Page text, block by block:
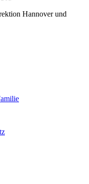
Hannover und